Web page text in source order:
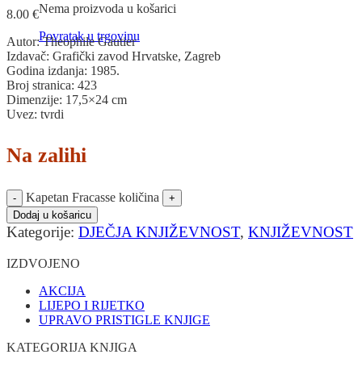
Nema proizvoda u košarici
Povratak u trgovinu
8.00 €
Autor: Theophile Gautier
Izdavač: Grafički zavod Hrvatske, Zagreb
Godina izdanja: 1985.
Broj stranica: 423
Dimenzije: 17,5×24 cm
Uvez: tvrdi
Na zalihi
Kapetan Fracasse količina
Dodaj u košaricu
Kategorije: DJEČJA KNJIŽEVNOST, KNJIŽEVNOST
IZDVOJENO
AKCIJA
LIJEPO I RIJETKO
UPRAVO PRISTIGLE KNJIGE
KATEGORIJA KNJIGA